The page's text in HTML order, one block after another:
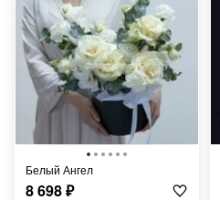
Белый Ангел
8 698₽